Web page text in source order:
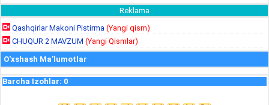
Reklama
Qashqirlar Makoni Pistirma (Yangi qism)
CHUQUR 2 MAVZUM (Yangi Qismlar)
O'xshash Ma'lumotlar
Barcha Izohlar: 0